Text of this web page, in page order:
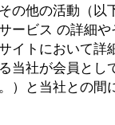
の他の活動（以
ービス の詳細
イトにおいて詳
当社が会員とし
）と当社との間